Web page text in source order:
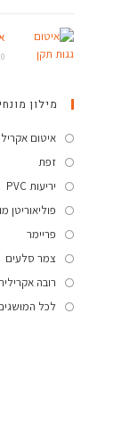
מילון
איטום
זפת
יריעות PVC
פוליאוריטן
פריימר
צמר סלעים
רובה
לכל